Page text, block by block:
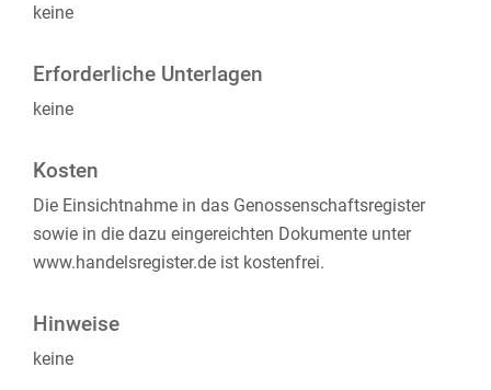
keine
Erforderliche Unterlagen
keine
Kosten
Die Einsichtnahme in das Genossenschaftsregister
sowie in die dazu eingereichten Dokumente unter
www.handelsregister.de ist kostenfrei.
Hinweise
keine